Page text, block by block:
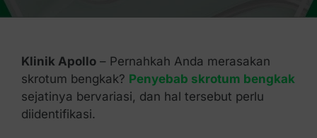
Klinik Apollo– Pernahkah Anda merasakan
skrotum bengkak? Penyebab skrotum bengkak
sejatinya bervariasi, dan hal tersebut perlu
diidentifikasi.